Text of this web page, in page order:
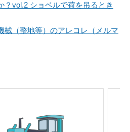
？vol.2 ショベルで荷を吊るとき
械（整地等）のアレコレ（メルマ